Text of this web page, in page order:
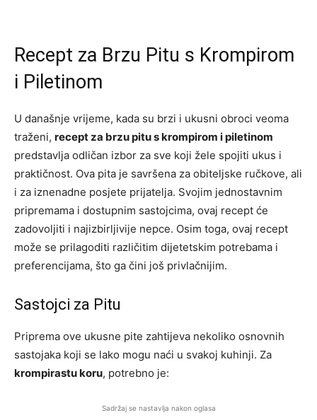
Recept za Brzu Pitu s Krompirom
i Piletinom
U današnje vrijeme, kada su brzi i ukusni obroci veoma
traženi, recept za brzu pitu s krompirom i piletinom
predstavlja odličan izbor za sve koji žele spojiti ukus i
praktičnost. Ova pita je savršena za obiteljske ručkove, ali
i za iznenadne posjete prijatelja. Svojim jednostavnim
pripremama i dostupnim sastojcima, ovaj recept će
zadovoljiti i najizbirljivije nepce. Osim toga, ovaj recept
može se prilagoditi različitim dijetetskim potrebama i
preferencijama, što ga čini još privlačnijim.
Sastojci za Pitu
Priprema ove ukusne pite zahtijeva nekoliko osnovnih
sastojaka koji se lako mogu naći u svakoj kuhinji. Za
krompirastu koru, potrebno je:
Sadržaj se nastavlja nakon oglasa